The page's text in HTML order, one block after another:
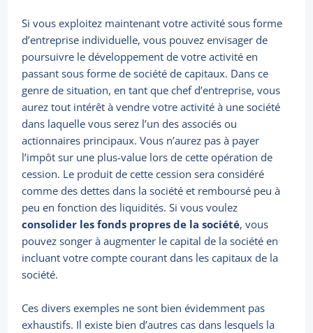
Si vous exploitez maintenant votre activité sous forme
d’entreprise individuelle, vous pouvez envisager de
poursuivre le développement de votre activité en
passant sous forme de société de capitaux. Dans ce
genre de situation, en tant que chef d’entreprise, vous
aurez tout intérêt à vendre votre activité à une société
dans laquelle vous serez l’un des associés ou
actionnaires principaux. Vous n’aurez pas à payer
l’impôt sur une plus-value lors de cette opération de
cession. Le produit de cette cession sera considéré
comme des dettes dans la société et remboursé peu à
peu en fonction des liquidités. Si vous voulez
consolider les fonds propres de la société, vous
pouvez songer à augmenter le capital de la société en
incluant votre compte courant dans les capitaux de la
société.
Ces divers exemples ne sont bien évidemment pas
exhaustifs. Il existe bien d’autres cas dans lesquels la